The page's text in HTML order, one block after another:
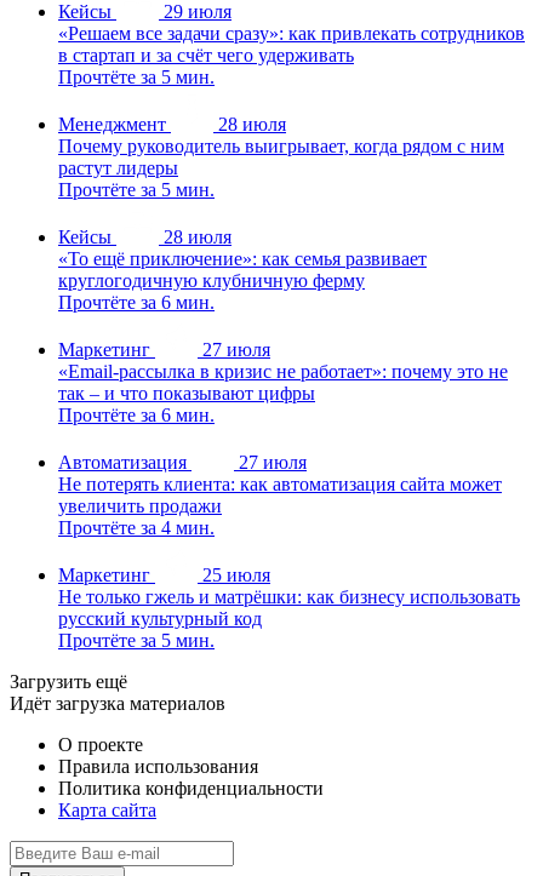
Кейсы
29 июля
«Решаем все задачи сразу»: как привлекать сотрудников
в стартап и за счёт чего удерживать
Прочтёте за 5 мин.
Менеджмент
28 июля
Почему руководитель выигрывает, когда рядом с ним
растут лидеры
Прочтёте за 5 мин.
Кейсы
28 июля
«То ещё приключение»: как семья развивает
круглогодичную клубничную ферму
Прочтёте за 6 мин.
Маркетинг
27 июля
«Email-рассылка в кризис не работает»: почему это не
так – и что показывают цифры
Прочтёте за 6 мин.
Автоматизация
27 июля
Не потерять клиента: как автоматизация сайта может
увеличить продажи
Прочтёте за 4 мин.
Маркетинг
25 июля
Не только гжель и матрёшки: как бизнесу использовать
русский культурный код
Прочтёте за 5 мин.
Загрузить ещё
Идёт загрузка материалов
О проекте
Правила использования
Политика конфиденциальности
Карта сайта